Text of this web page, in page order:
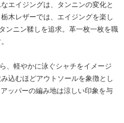
エイジングは、タンニンの変化と
木レザーでは、エイジングを楽し
ンニン鞣しを追求。革一枚一枚を職
、軽やかに泳ぐシャチをイメージ
込むほどアウトソールを象徴とし
ッパーの編み地は涼しい印象を与